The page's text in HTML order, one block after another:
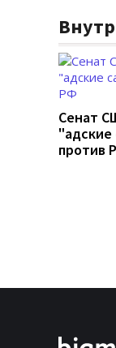
Сенат
"адские
против